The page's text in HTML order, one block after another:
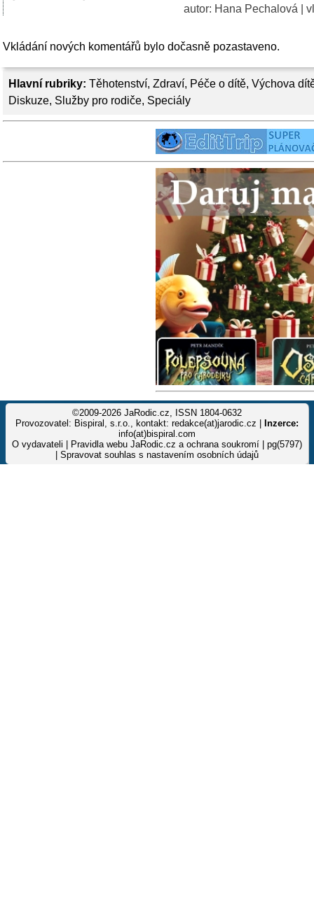
Hlavní rubriky: Těhotenství, Zdraví, Péče o dítě, Výchova
Diskuze, Služby pro rodiče, Speciály
autor: Hana Pechalová |
Vkládání nových komentářů bylo dočasně pozastaveno.
©2009-2026 JaRodic.cz, ISSN 1804-0632
Provozovatel: Bispiral, s.r.o., kontakt: redakce(at)jarodic.cz |
Inzerce:
info(at)bispiral.com
O vydavateli
Pravidla webu JaRodic.cz a ochrana soukromí | pg(5797)
Spravovat souhlas s nastavením osobních údajů